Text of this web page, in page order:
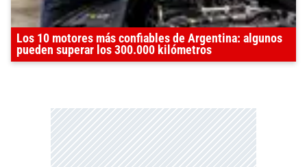
Los 10 motores más confiables de Argentina: algunos
pueden superar los 300.000 kilómetros